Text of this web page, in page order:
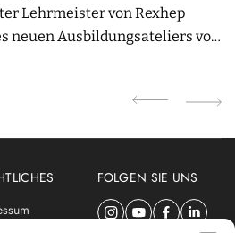
Lehrmeister von Rexhep
neuen Ausbildungsateliers von
FOLGEN SIE UNS